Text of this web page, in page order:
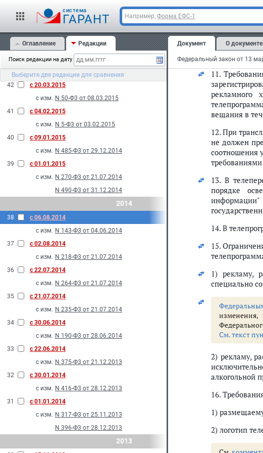
cистема
ГАРАНТ Например, Форма ЕФС-1
Оглавление Редакции
Поиск редакции на дату
Выберите две редакции для сравнения
N 413-Ф3 от 05.12.2016
2015
44
с 01.10.2015
с изм. N 460-Ф3 от 29.12.2014
43
с 25.05.2015
с изм.
N 338-Ф3 от 04.11.2014
42
с 20.03.2015
с изм. N 50-Ф3 от 08.03.2015
41
с 04.02.2015
с изм. N 5-Ф3 от 03.02.2015
40
с 09.01.2015
с изм. N 485-Ф3 от 29.12.2014
39
с 01.01.2015
с изм. N 270-Ф3 от 21.07.2014
N 490-Ф3 от 31.12.2014
2014
38
с 06.08.2014
с изм. N 143-Ф3 от 04.06.2014
37
с 02.08.2014
с изм. N 218-Ф3 от 21.07.2014
36
с 22.07.2014
с изм. N 264-Ф3 от 21.07.2014
35
с 21.07.2014
с изм. N 235-Ф3 от 21.07.2014
34
с 30.06.2014
с изм. N 190-Ф3 от 28.06.2014
33
с 22.06.2014
с изм. N 375-Ф3 от 21.12.2013
32
с 30.01.2014
с изм. N 416-Ф3 от 28.12.2013
31
с 01.01.2014
с изм. N 317-Ф3 от 25.11.2013
N 396-Ф3 от 28.12.2013
2013
Документ О документе
Федеральный закон от 13
остановки,
может
10. Иные
11.
рекламного
вещания в
12. При
не должен
соотношения
требованиями
13. В
порядке
информации"
14. В
15.
1) рекламу,
специально
изменения,
См. текст
2) рекламу,
алкогольной
16.
1)
2) логотип